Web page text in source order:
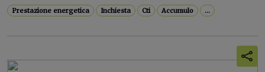
Prestazione energetica Inchiesta Cti Accumulo ...